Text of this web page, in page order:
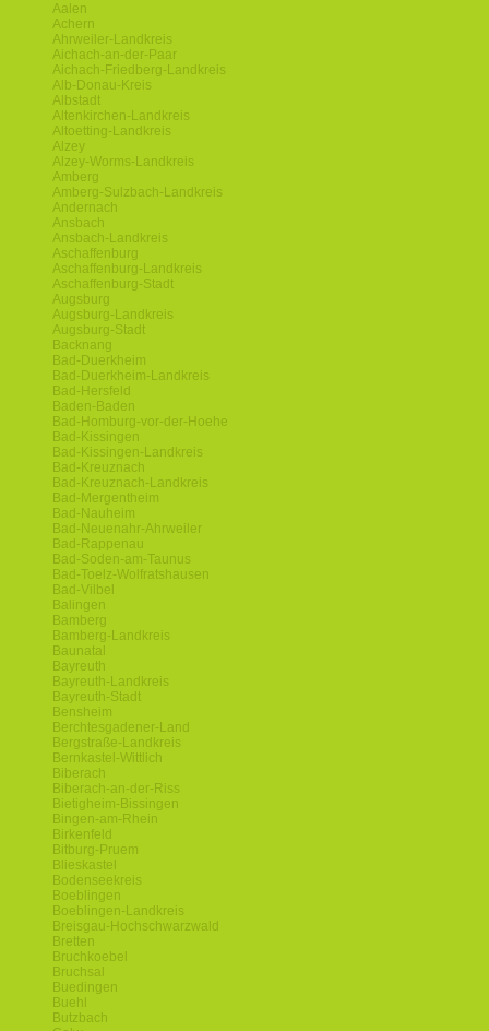
Aalen
Achern
Ahrweiler-Landkreis
Aichach-an-der-Paar
Aichach-Friedberg-Landkreis
Alb-Donau-Kreis
Albstadt
Altenkirchen-Landkreis
Altoetting-Landkreis
Alzey
Alzey-Worms-Landkreis
Amberg
Amberg-Sulzbach-Landkreis
Andernach
Ansbach
Ansbach-Landkreis
Aschaffenburg
Aschaffenburg-Landkreis
Aschaffenburg-Stadt
Augsburg
Augsburg-Landkreis
Augsburg-Stadt
Backnang
Bad-Duerkheim
Bad-Duerkheim-Landkreis
Bad-Hersfeld
Baden-Baden
Bad-Homburg-vor-der-Hoehe
Bad-Kissingen
Bad-Kissingen-Landkreis
Bad-Kreuznach
Bad-Kreuznach-Landkreis
Bad-Mergentheim
Bad-Nauheim
Bad-Neuenahr-Ahrweiler
Bad-Rappenau
Bad-Soden-am-Taunus
Bad-Toelz-Wolfratshausen
Bad-Vilbel
Balingen
Bamberg
Bamberg-Landkreis
Baunatal
Bayreuth
Bayreuth-Landkreis
Bayreuth-Stadt
Bensheim
Berchtesgadener-Land
Bergstraße-Landkreis
Bernkastel-Wittlich
Biberach
Biberach-an-der-Riss
Bietigheim-Bissingen
Bingen-am-Rhein
Birkenfeld
Bitburg-Pruem
Blieskastel
Bodenseekreis
Boeblingen
Boeblingen-Landkreis
Breisgau-Hochschwarzwald
Bretten
Bruchkoebel
Bruchsal
Buedingen
Buehl
Butzbach